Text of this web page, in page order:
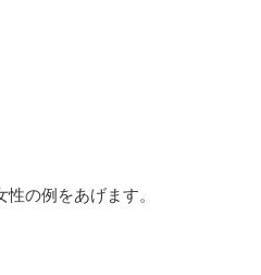
の例をあげます。